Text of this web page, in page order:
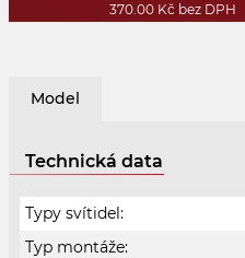
370.00 Kč bez DPH
Model
Technická data
Typy svítidel:
Typ montáže: